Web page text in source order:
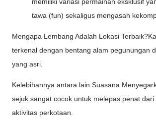
tawa (fun) sekaligus mengasah
Mengapa Lembang Adalah Lokasi
terkenal dengan bentang alam pegunungan
yang asri.
Kelebihannya antara lain:Suasana
sejuk sangat cocok untuk melepas penat dari
aktivitas perkotaan.